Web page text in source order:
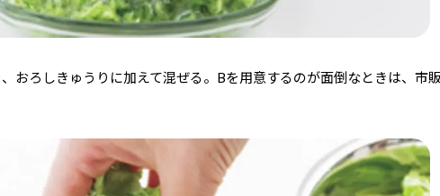
おろしきゅうりに加えて混ぜる。Bを用意するのが面倒なときは、市